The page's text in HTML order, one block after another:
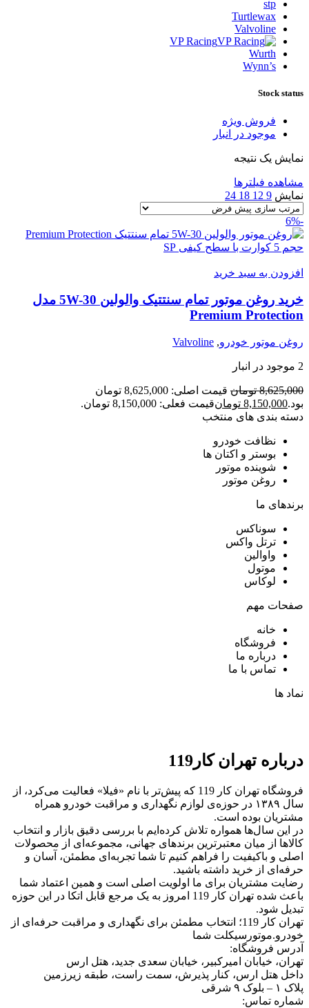
stp
Turtlewax
Valvoline
VP Racing
Wurth
Wynn’s
Stock status
فروش ویژه
موجود در انبار
نمایش یک نتیجه
مشاهده فیلترها
نمایش 9
12
18
24
-6%
افزودن به سبد خرید
خرید روغن موتور تمام سنتتیک والولین 5W-30 مدل
Premium Protection
روغن موتور خودرو,
Valvoline
2 موجود در انبار
8,625,000 تومان
قیمت اصلی: 8,625,000 تومان
بود.8,150,000 تومانقیمت فعلی: 8,150,000 تومان.
دسته بندی های منتخب
نظافت خودرو
بوستر و اکتان ها
شوینده موتور
روغن موتور
برندهای ما
سوناکس
ترتل واکس
واوالین
موتول
لوکاس
صفحات مهم
خانه
فروشگاه
درباره ما
تماس با ما
نماد ها
درباره تهران کار119
فروشگاه تهران کار 119 که پیش‌تر با نام «فیلا» فعالیت می‌کرد، از
سال ۱۳۸۹ در حوزه‌ی لوازم نگهداری و مراقبت خودرو همراه
مشتریان بوده است.
در این سال‌ها همواره تلاش کرده‌ایم با بررسی دقیق بازار و انتخاب
کالاها از میان معتبرترین برندهای جهانی، مجموعه‌ای از محصولات
اصلی و باکیفیت را فراهم کنیم تا شما تجربه‌ای مطمئن، آسان و
حرفه‌ای از خرید داشته باشید.
رضایت مشتریان برای ما اولویت اصلی است و همین اعتماد شما
باعث شده تهران کار 119 امروز به یک مرجع قابل اتکا در این حوزه
تبدیل شود.
تهران کار 119؛ انتخاب مطمئن برای نگهداری و مراقبت حرفه‌ای از
خودرو.موتورسیکلت شما
آدرس فروشگاه:
تهران، خیابان امیرکبیر، خیابان سعدی جدید، هتل ارس
داخل هتل ارس، کنار پذیرش، سمت راست، طبقه زیرزمین
پلاک ۱ – بلوک ۹ شرقی
شماره تماس: